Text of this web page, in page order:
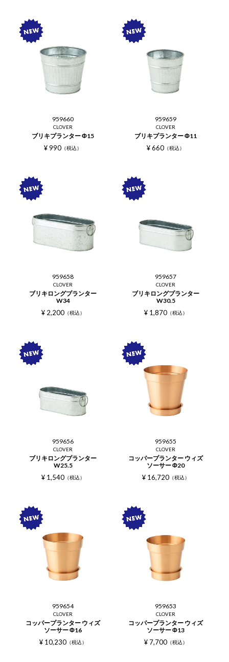
959660
CLOVER
ブリキプランター Φ15
¥990 税込
959659
CLOVER
ブリキプランター Φ11
¥660 税込
959658
CLOVER
ブリキロングプランター
W34
¥ 2,200 税込
959657
CLOVER
ブリキロングプランター
W30.5
¥ 1,870 税込
959656
CLOVER
ブリキロングプランター
W25.5
¥ 1,540 税込
959655
CLOVER
コッパープランター ウィズ
ソーサー Φ20
¥ 16,720 税込
959654
CLOVER
コッパープランター ウィズ
ソーサー Φ16
¥ 10,230 税込
959653
CLOVER
コッパープランター ウィズ
ソーサー Φ13
¥ 7,700 税込